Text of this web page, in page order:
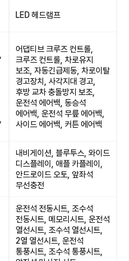
LED 헤드램프
어댑티브 크루즈 컨트롤,
크루즈 컨트롤, 차로유지
보조, 자동긴급제동, 차로이탈
경고장치, 사각지대 경고,
후방 교차 충돌방지 보조,
운전석 에어백, 동승석
에어백, 운전석 무릎 에어백,
사이드 에어백, 커튼 에어백
내비게이션, 블루투스, 와이드
디스플레이, 애플 카플레이,
안드로이드 오토, 앞좌석
무선충전
운전석 전동시트, 조수석
전동시트, 메모리시트, 운전석
열선시트, 조수석 열선시트,
2열 열선시트, 운전석
통풍시트, 조수석 통풍시트,